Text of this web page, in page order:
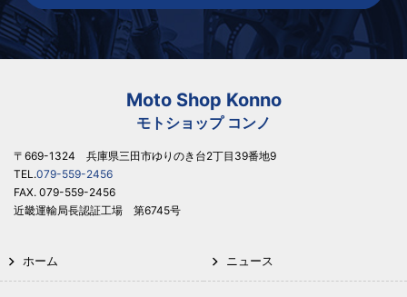
Moto Shop Konno
モトショップ コンノ
〒669-1324 兵庫県三田市ゆりのき台2丁目39番地9
TEL.079-559-2456
FAX. 079-559-2456
近畿運輸局長認証工場 第6745号
ホーム ニュース